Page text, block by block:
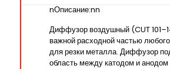
nОписание:nn
Диффузор воздушный (CUT
важной расходной частью
для резки металла. Диффузор
область между катодом и анодом